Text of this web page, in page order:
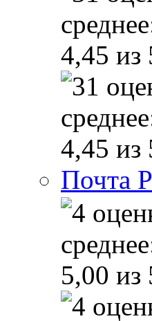
Почта